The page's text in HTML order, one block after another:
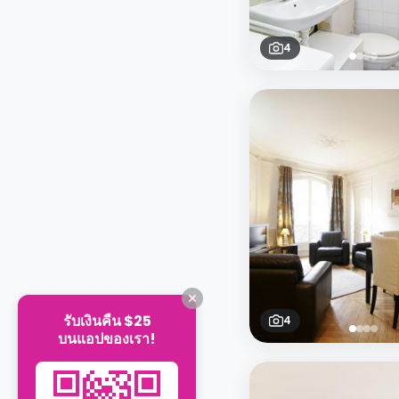
4
4
รับเงินคืน $25
บนแอปของเรา!